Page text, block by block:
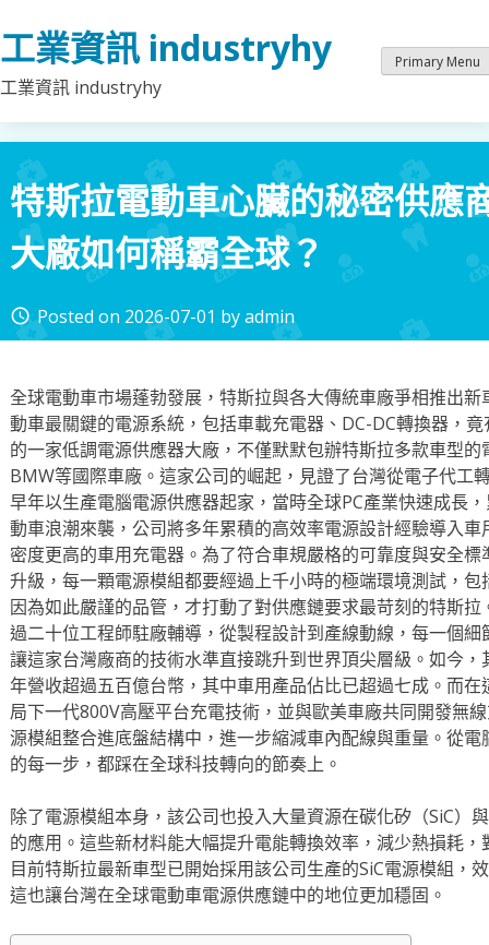
to
content
工業資訊 industryhy
工業資訊 industryhy
Primary Menu
特斯拉電動車心臟的秘密供應
大廠如何稱霸全球？
access_time Posted on 2026-07-01 byadmin
全球電動車市場蓬勃發展，特斯拉與各大傳統車廠爭相推出
動車最關鍵的電源系統，包括車載充電器、DC-DC轉換器，
的一家低調電源供應器大廠，不僅默默包辦特斯拉多款車型
BMW等國際車廠。這家公司的崛起，見證了台灣從電子代工
早年以生產電腦電源供應器起家，當時全球PC產業快速成長
動車浪潮來襲，公司將多年累積的高效率電源設計經驗導入
密度更高的車用充電器。為了符合車規嚴格的可靠度與安全
升級，每一顆電源模組都要經過上千小時的極端環境測試，
因為如此嚴謹的品管，才打動了對供應鏈要求最苛刻的特斯
過二十位工程師駐廠輔導，從製程設計到產線動線，每一個
讓這家台灣廠商的技術水準直接跳升到世界頂尖層級。如今
年營收超過五百億台幣，其中車用產品佔比已超過七成。而
局下一代800V高壓平台充電技術，並與歐美車廠共同開發無
源模組整合進底盤結構中，進一步縮減車內配線與重量。從
的每一步，都踩在全球科技轉向的節奏上。
除了電源模組本身，該公司也投入大量資源在碳化矽（SiC）
的應用。這些新材料能大幅提升電能轉換效率，減少熱損耗
目前特斯拉最新車型已開始採用該公司生產的SiC電源模組，
這也讓台灣在全球電動車電源供應鏈中的地位更加穩固。